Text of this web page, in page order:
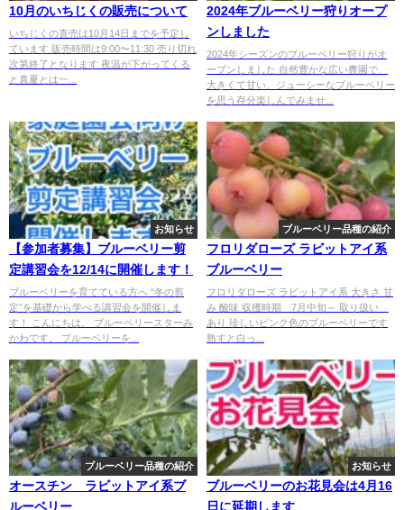
10月のいちじくの販売について
いちじくの直売は10月14日までを予定し
ています 販売時間は9:00〜11:30 売り切れ
次第終了となります 夜温が下がってくる
と真夏とは一...
2024年ブルーベリー狩りオープ
ンしました
2024年シーズンのブルーベリー狩りがオ
ープンしました 自然豊かな広い農園で、
大きくて甘い、ジューシーなブルーベリー
を思う存分楽しんでみませ...
お知らせ
【参加者募集】ブルーベリー剪
定講習会を12/14に開催します！
ブルーベリーを育てている方へ “冬の剪
定”を基礎から学べる講習会を開催しま
す！ こんにちは。 ブルーベリースターみ
かわです。 ブルーベリーを...
ブルーベリー品種の紹介
フロリダローズ ラビットアイ系
ブルーベリー
フロリダローズ ラビットアイ系 大きさ 甘
み 酸味 収穫時期 7月中旬～ 取り扱い
あり 珍しいピンク色のブルーベリーです
熟すと白っ...
ブルーベリー品種の紹介
オースチン ラビットアイ系ブ
ルーベリー
お知らせ
ブルーベリーのお花見会は4月16
日に延期します